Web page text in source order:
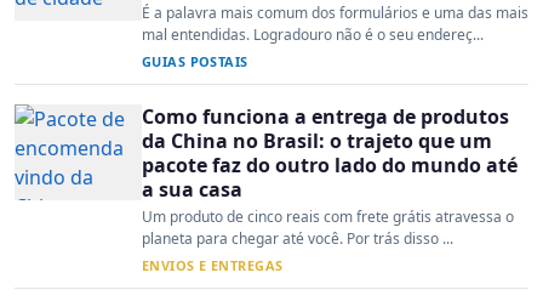
É a palavra mais comum dos formulários e uma das mais
mal entendidas. Logradouro não é o seu endereç...
GUIAS POSTAIS
Como funciona a entrega de produtos
da China no Brasil: o trajeto que um
pacote faz do outro lado do mundo até
a sua casa
Um produto de cinco reais com frete grátis atravessa o
planeta para chegar até você. Por trás disso ...
ENVIOS E ENTREGAS